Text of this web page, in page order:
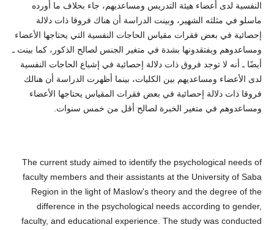
النفسية لدى أعضاء هيئة التدريس ومساعديهم، جاء بحلاف ما أورده
ماسلو في مثلثه الشهير، وبينت الدراسة أن هناك فروقا ذات دلالة
إحصائية في بعض فقرات مقياس الحاجات النفسية التي يحتاجها الأعضاء
ومساعدوهم ويفتقدونها بشدة في متغير الجنس لصالح الذكور، كما بينت ـ
أيضًا ـ أنه لا توجد فروق ذات دلالة إحصائية في إشباع الحاجات النفسية
لدى الأعضاء ومساعديهم بين الكليات، بينما أظهرت الدراسة أن هنالك
فروقا ذات دلالة إحصائية في بعض فقرات المقياس يحتاجها الأعضاء
ومساعدوهم في متغير الخبرة لصالح أقل من خمس سنوات.
The current study aimed to identify the psychological needs of
faculty members and their assistants at the University of Saba
Region in the light of Maslow's theory and the degree of the
difference in the psychological needs according to gender,
faculty, and educational experience. The study was conducted